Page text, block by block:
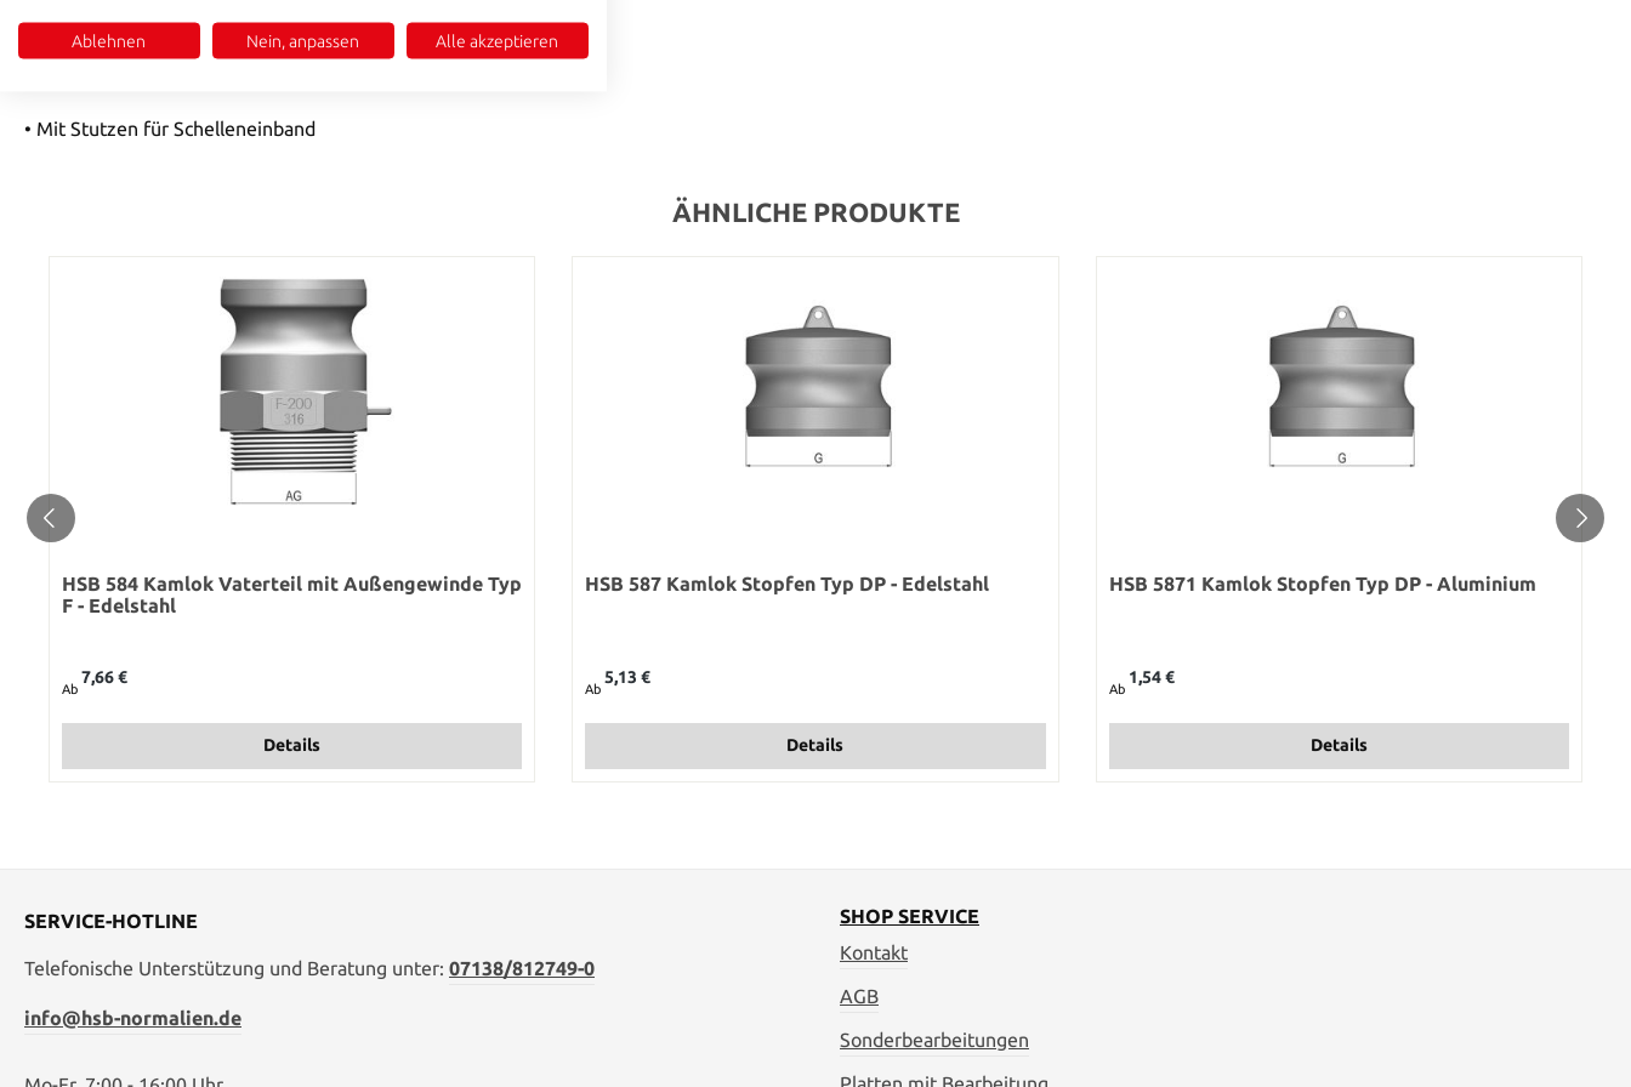
• Temperatur max.: +65°C
• Mit Stutzen für Schelleneinband
ÄHNLICHE PRODUKTE
HSB 584 Kamlok Vaterteil mit Außengewinde Typ
F - Edelstahl
Ab
7,66 €
Details
HSB 587 Kamlok Stopfen Typ DP - Edelstahl
Ab
5,13 €
Details
HSB 5871 Kamlok Stopfen Typ DP - Aluminium
Ab
1,54 €
Details
SERVICE-HOTLINE
Telefonische Unterstützung und Beratung unter: 07138/812749-0
info@hsb-normalien.de
SHOP SERVICE
Kontakt
AGB
Sonderbearbeitungen
Ablehnen Nein, anpassen Alle akzeptieren